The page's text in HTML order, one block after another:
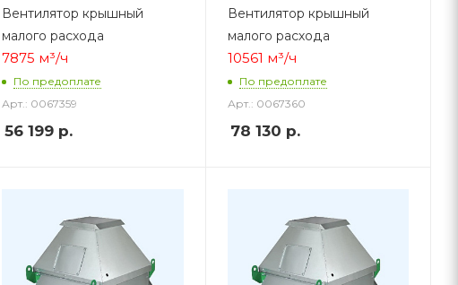
Вентилятор крышный
малого расхода
7875 м³/ч
По предоплате
Арт.: 0067359
56 199 р.
Вентилятор крышный
малого расхода
10561 м³/ч
По предоплате
Арт.: 0067360
78 130 р.